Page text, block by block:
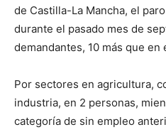
de Castilla-La Mancha, el
durante el pasado mes de
demandantes, 10 más que en
Por sectores en agricultura,
industria, en 2 personas,
categoría de sin empleo